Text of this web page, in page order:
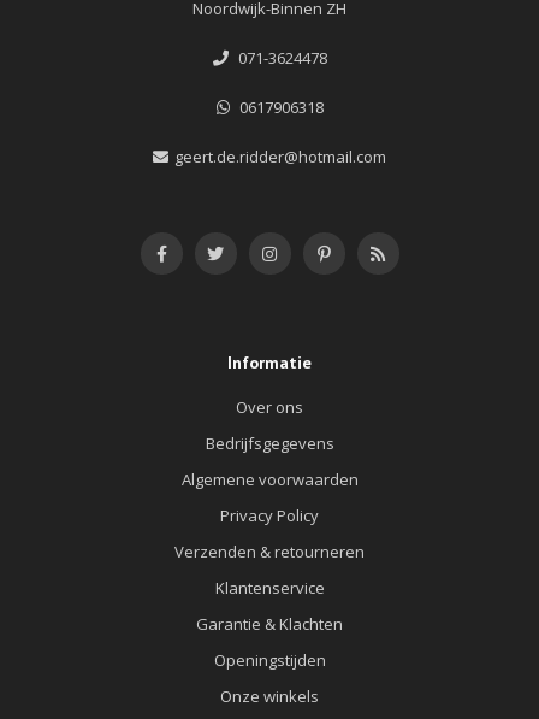
Noordwijk-Binnen ZH
071-3624478
0617906318
geert.de.ridder@hotmail.com
Informatie
Over ons
Bedrijfsgegevens
Algemene voorwaarden
Privacy Policy
Verzenden & retourneren
Klantenservice
Garantie & Klachten
Openingstijden
Onze winkels